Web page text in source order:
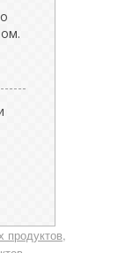
продуктов